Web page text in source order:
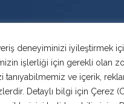
deneyiminizi iyileştirmek
işlerliği için gerekli olan
ve içerik,
Detaylı bilgi için Çerez